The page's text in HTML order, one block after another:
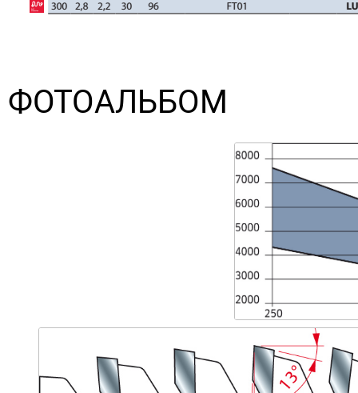
ФОТОАЛЬБОМ